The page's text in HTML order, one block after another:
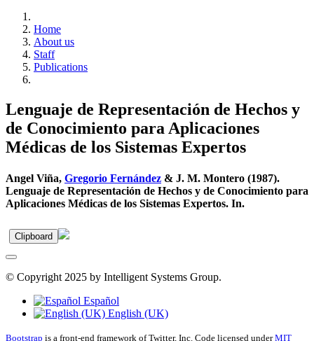
Home
About us
Staff
Publications
Lenguaje de Representación de Hechos y
de Conocimiento para Aplicaciones
Médicas de los Sistemas Expertos
Angel Viña, Gregorio Fernández & J. M. Montero (1987).
Lenguaje de Representación de Hechos y de Conocimiento para
Aplicaciones Médicas de los Sistemas Expertos. In.
Clipboard
© Copyright 2025 by Intelligent Systems Group.
Español
English (UK)
Bootstrap is a front-end framework of Twitter, Inc. Code licensed underMIT